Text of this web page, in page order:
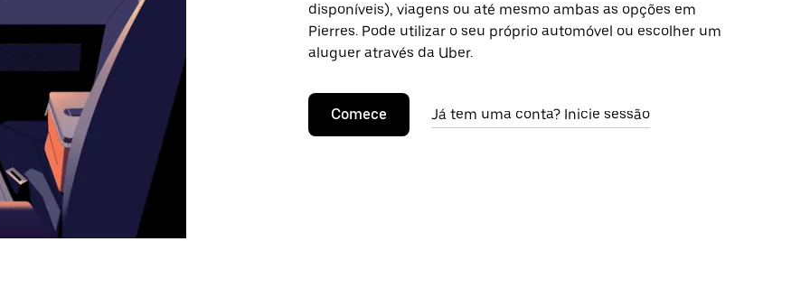
disponíveis), viagens ou até mesmo ambas as opções em
Pierres. Pode utilizar o seu próprio automóvel ou escolher um
aluguer através da Uber.
Comece Já tem uma conta? Inicie sessão